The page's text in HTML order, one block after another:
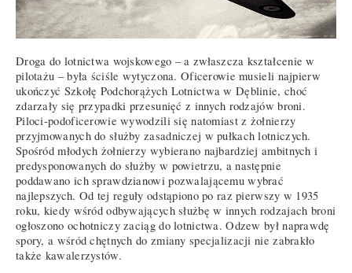
Droga do lotnictwa wojskowego – a zwłaszcza kształcenie w
pilotażu – była ściśle wytyczona. Oficerowie musieli najpierw
ukończyć Szkołę Podchorążych Lotnictwa w Dęblinie, choć
zdarzały się przypadki przesunięć z innych rodzajów broni.
Piloci-podoficerowie wywodzili się natomiast z żołnierzy
przyjmowanych do służby zasadniczej w pułkach lotniczych.
Spośród młodych żołnierzy wybierano najbardziej ambitnych i
predysponowanych do służby w powietrzu, a następnie
poddawano ich sprawdzianowi pozwalającemu wybrać
najlepszych. Od tej reguły odstąpiono po raz pierwszy w 1935
roku, kiedy wśród odbywających służbę w innych rodzajach broni
ogłoszono ochotniczy zaciąg do lotnictwa. Odzew był naprawdę
spory, a wśród chętnych do zmiany specjalizacji nie zabrakło
także kawalerzystów.